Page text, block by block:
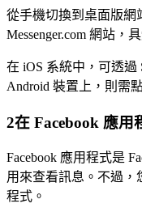
從手機切換到桌面版網
Messenger.com 網站，
在 iOS 系統中，可透過
Android 裝置上，則需
2在 Facebook 應用
Facebook 應用程式是
用來查看訊息。不過，
程式。